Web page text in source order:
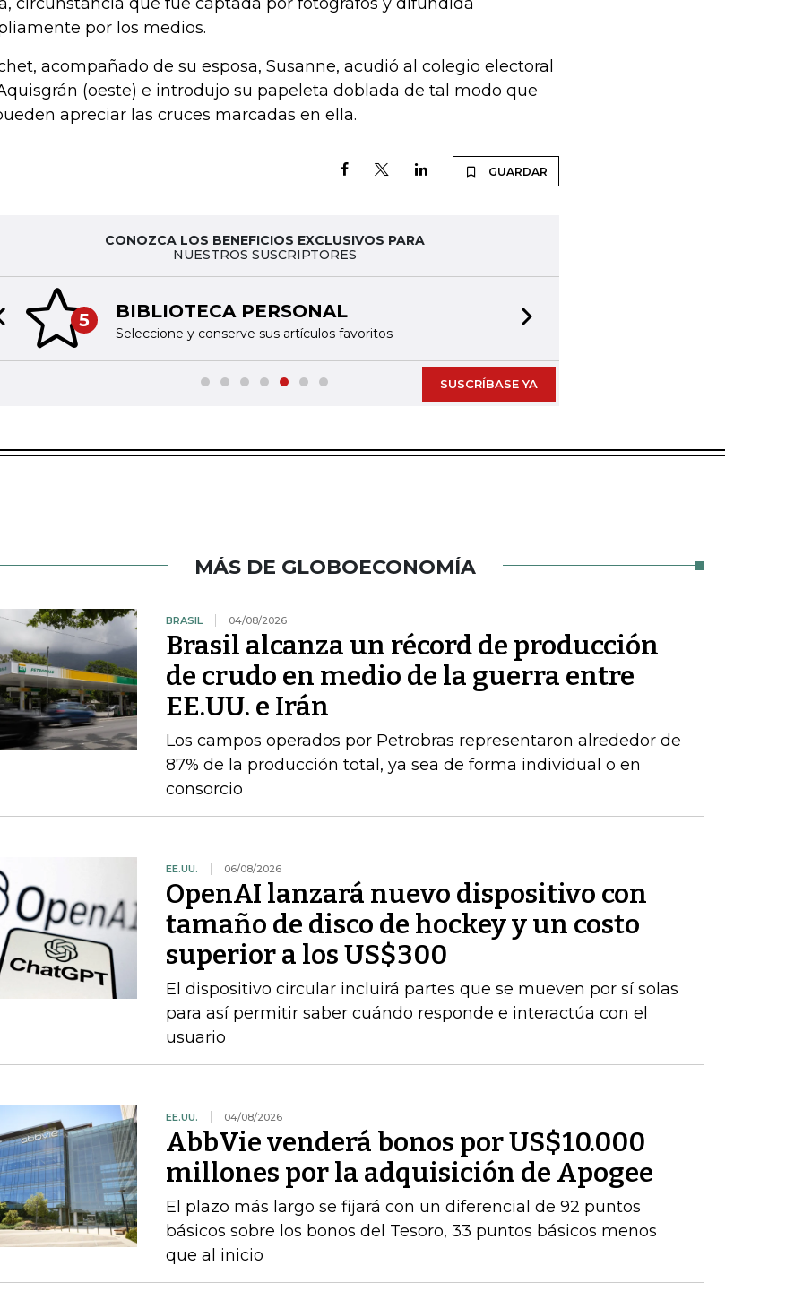
por los medios.
acompañado de su esposa, Susanne, acudió al colegio electoral
(oeste) e introdujo su papeleta doblada de tal modo que
apreciar las cruces marcadas en ella.
GUARDAR
CONOZCA LOS BENEFICIOS EXCLUSIVOS PARA
NUESTROS SUSCRIPTORES
5 BIBLIOTECA PERSONAL
Seleccione y conserve sus artículos favoritos
slide
SUSCRÍBASE YA
MÁS DE GLOBOECONOMÍA
BRASIL 04/08/2026
Brasil alcanza un récord de producción
de crudo en medio de la guerra entre
EE.UU. e Irán
Los campos operados por Petrobras representaron alrededor de
87% de la producción total, ya sea de forma individual o en
consorcio
EE.UU. 06/08/2026
OpenAI lanzará nuevo dispositivo con
tamaño de disco de hockey y un costo
superior a los US$300
El dispositivo circular incluirá partes que se mueven por sí solas
para así permitir saber cuándo responde e interactúa con el
usuario
EE.UU. 04/08/2026
AbbVie venderá bonos por US$10.000
millones por la adquisición de Apogee
El plazo más largo se fijará con un diferencial de 92 puntos
básicos sobre los bonos del Tesoro, 33 puntos básicos menos
que al inicio